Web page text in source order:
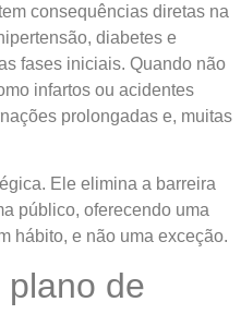
consequências diretas na
diabetes e
fases iniciais. Quando não
infartos ou acidentes
prolongadas e, muitas
Ele elimina a barreira
público, oferecendo uma
hábito, e não uma exceção.
de